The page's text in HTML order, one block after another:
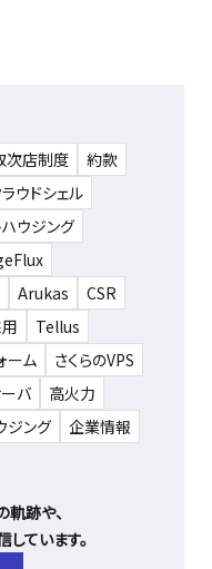
次店制度
約款
ウドシェル
ハウジング
Arukas
CSR
Tellus
ーム
さくらのVPS
バ
高火力
ジング 企業情報
軌跡や、
ています。